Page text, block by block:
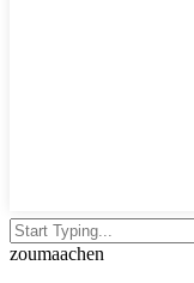
zoumaachen